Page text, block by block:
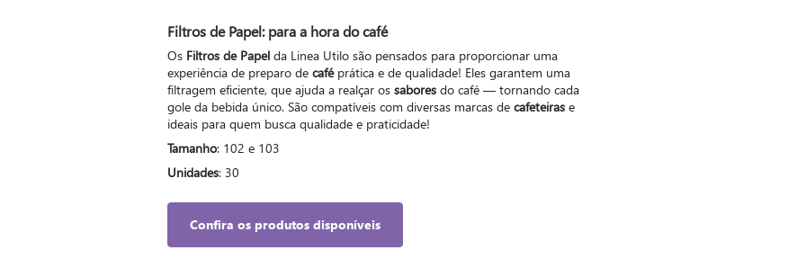
Filtros de Papel: para a hora do café
Os Filtros de Papel da Linea Utilo são pensados para proporcionar uma
experiência de preparo de caféprática e de qualidade! Eles garantem uma
filtragem eficiente, que ajuda a realçar os sabores do café — tornando cada
gole da bebida único. São compatíveis com diversas marcas de cafeteiras e
ideais para quem busca qualidade e praticidade!
Tamanho: 102 e 103
Unidades: 30
Confira os produtos disponíveis